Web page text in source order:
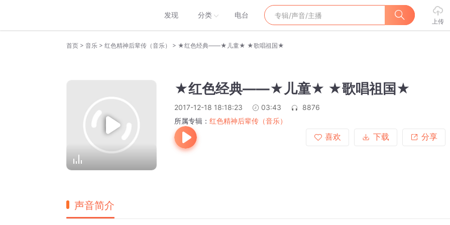
发现 分类 电台
上传
首页 > 音乐 > 红色精神后辈传（音乐） > ★红色经典——★儿童★ ★歌唱祖国★
★红色经典——★儿童★ ★歌唱祖国★
2017-12-18 18:18:23 03:43
8876
所属专辑： 红色精神后辈传（音乐）
喜欢
下载 分享
声音简介